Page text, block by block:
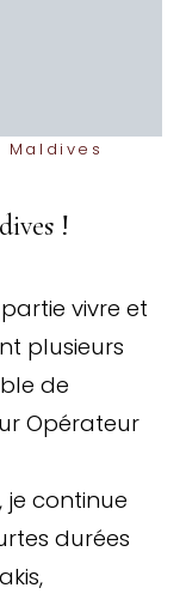
Maldives
!
partie vivre et
plusieurs
de
Opérateur
je continue
durées